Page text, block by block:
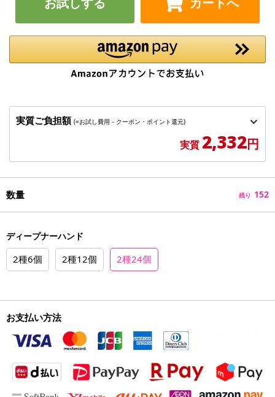
実質ご負担額 (=お試し費用－クーポン・ポイント還元)
実質 2,332円
数量 残り 152
ディープナーハンド
2種6個 2種12個 2種24個
お支払い方法